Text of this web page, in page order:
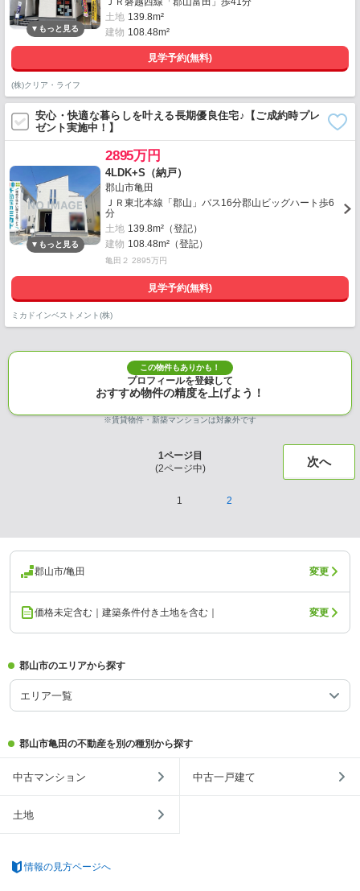
土地 139.8m²
建物 108.48m²
見学予約(無料)
(株)クリア・ライフ
安心・快適な暮らしを叶える長期優良住宅♪【ご成約時プレ
ゼント実施中！】
2895万円
4LDK+S（納戸）
郡山市亀田
ＪＲ東北本線「郡山」バス16分郡山ビッグハート歩6
分
土地 139.8m²（登記）
建物 108.48m²（登記）
亀田２ 2895万円
見学予約(無料)
ミカドインベストメント(株)
この物件もありかも！
プロフィールを登録して
おすすめ物件の精度を上げよう！
※賃貸物件・新築マンションは対象外です
1ページ目
(2ページ中) 次へ
1 2
郡山市/亀田 変更
価格未定含む｜建築条件付き土地を含む｜ 変更
郡山市のエリアから探す
エリア一覧
郡山市亀田の不動産を別の種別から探す
中古マンション 中古一戸建て
土地
情報の見方ページへ